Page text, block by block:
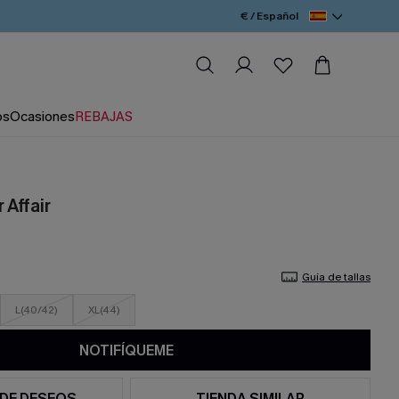
€ / Español
OcasionesREBAJAS
Affair
Guía de tallas
L(40/42) XL(44)
NOTIFÍQUEME